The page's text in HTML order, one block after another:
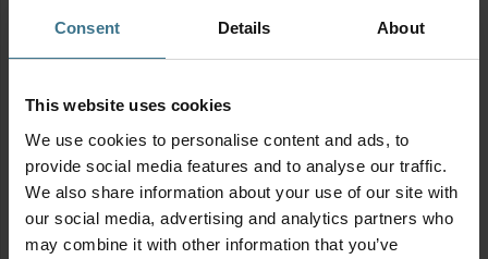
Consent Details About
This website uses cookies
We use cookies to personalise content and ads, to
provide social media features and to analyse our traffic.
We also share information about your use of our site with
our social media, advertising and analytics partners who
may combine it with other information that you’ve
Breedte
Kies een breedte
Hoogte
Kies een hoogte